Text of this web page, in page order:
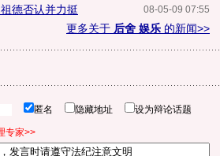
08-05-09 07:55
德否认并力挺
更多关于 后舍 娱乐 的新闻>>
匿名 隐藏地址 设为辩论话题
专家>>